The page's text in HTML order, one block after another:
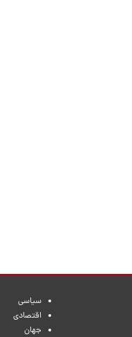
سیاسی
اقتصادی
جهان